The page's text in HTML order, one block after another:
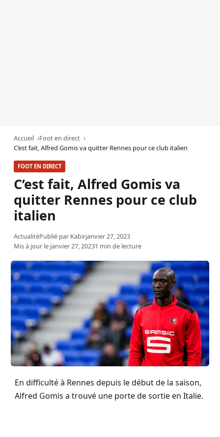
Accueil
Foot en direct
C’est fait, Alfred Gomis va quitter Rennes pour ce club italien
FOOT EN DIRECT
C’est fait, Alfred Gomis va
quitter Rennes pour ce club
italien
ActualitéPublié par Kabirjanvier 27, 2023
Mis à jour le janvier 27, 20231 min de lecture
En difficulté à Rennes depuis le début de la saison,
Alfred Gomis a trouvé une porte de sortie en Italie.